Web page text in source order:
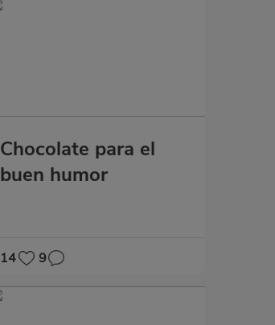
Chocolate para el
buen humor
14 9